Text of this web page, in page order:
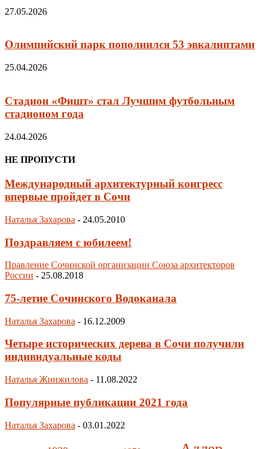
27.05.2026
Олимпийский парк пополнился 53 эвкалиптами
25.04.2026
Стадион «Фишт» стал Лучшим футбольным
стадионом года
24.04.2026
НЕ ПРОПУСТИ
Международный архитектурный конгресс
впервые пройдет в Сочи
Наталья Захарова - 24.05.2010
Поздравляем с юбилеем!
Правление Сочинской организации Союза архитекторов
России - 25.08.2018
75-летие Сочинского Водоканала
Наталья Захарова - 16.12.2009
Четыре исторических дерева в Сочи получили
индивидуальные коды
Наталья Жинжилова - 11.08.2022
Популярные публикации 2021 года
Наталья Захарова - 03.01.2022